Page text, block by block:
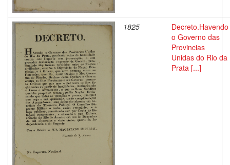
1825
Decreto.Havendo
o Governo das
Provincias
Unidas do Rio da
Prata [...]